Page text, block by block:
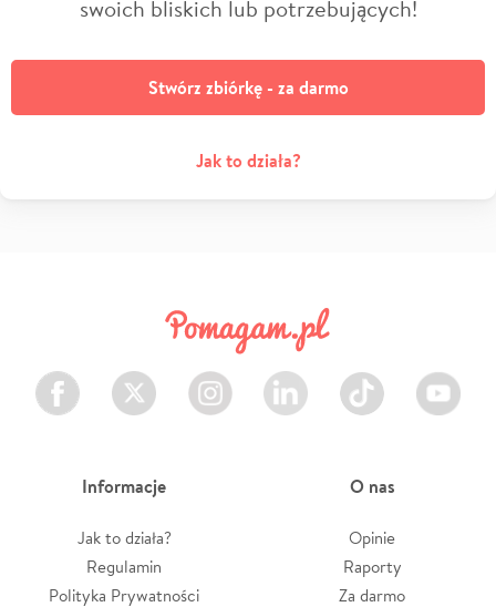
swoich bliskich lub potrzebujących!
Stwórz zbiórkę - za darmo
Jak to działa?
Facebook Twitter Instagram LinkedIn TikTok Youtube
Informacje
Jak to działa?
Regulamin
Polityka Prywatności
O nas
Opinie
Raporty
Za darmo